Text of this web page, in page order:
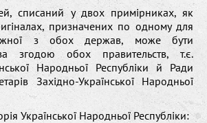
списаний у двох примірниках, як
призначених по одному для
з обох держав, може бути
згодою обох правительств, т.є.
Народньої Республіки й Ради
Західно-Української Народньої
Української Народньої Республіки: